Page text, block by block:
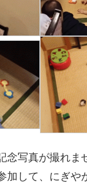
念写真が撮れま
加して、にぎや